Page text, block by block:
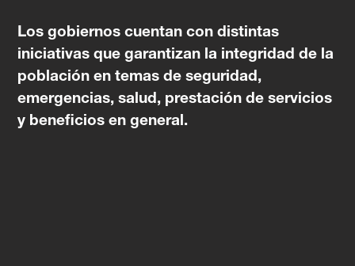
Los gobiernos cuentan con distintas
iniciativas que garantizan la integridad de la
población en temas de seguridad,
emergencias, salud, prestación de servicios
y beneficios en general.